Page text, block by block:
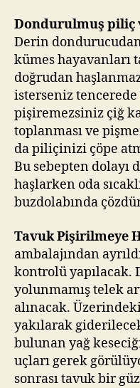
Dondurulmuş piliç
Derin
kümes hayavanları
doğrudan
isterseniz
pişiremezsiniz çiğ
toplanması ve
da piliçinizi çöpe
Bu sebepten dolayı
haşlarken oda
buzdolabında
Tavuk Pişirilmeye
ambalajından
kontrolü yapılacak.
yolunmamış telek
alınacak.
yakılarak
bulunan yağ
uçları gerek
sonrası tavuk bir